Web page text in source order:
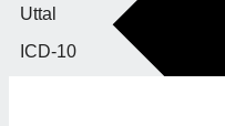
Uttal
ICD-10